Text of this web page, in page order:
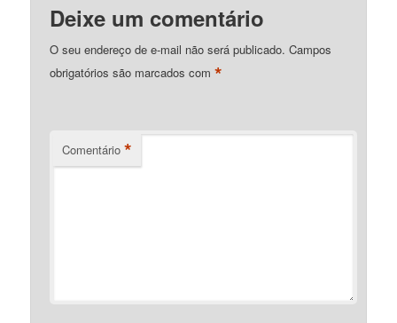
Deixe um comentário
O seu endereço de e-mail não será publicado. Campos
obrigatórios são marcados com*
Comentário *